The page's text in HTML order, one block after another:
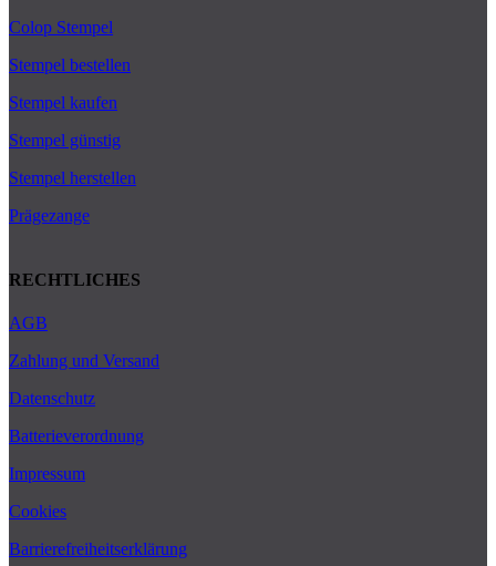
Colop Stempel
Stempel bestellen
Stempel kaufen
Stempel günstig
Stempel herstellen
Prägezange
RECHTLICHES
AGB
Zahlung und Versand
Datenschutz
Batterieverordnung
Impressum
Cookies
Barrierefreiheitserklärung